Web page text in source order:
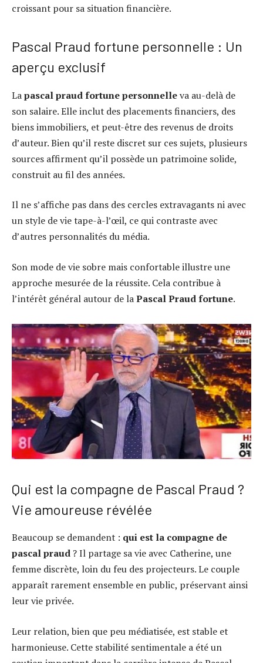
croissant pour sa situation financière.
Pascal Praud fortune personnelle : Un
aperçu exclusif
Lapascal praud fortune personnelleva au-delà de
son salaire. Elle inclut des placements financiers, des
biens immobiliers, et peut-être des revenus de droits
d’auteur. Bien qu’il reste discret sur ces sujets, plusieurs
sources affirment qu’il possède un patrimoine solide,
construit au fil des années.
Il ne s’affiche pas dans des cercles extravagants ni avec
un style de vie tape-à-l’œil, ce qui contraste avec
d’autres personnalités du média.
Son mode de vie sobre mais confortable illustre une
approche mesurée de la réussite. Cela contribue à
l’intérêt général autour de laPascal Praud fortune.
Qui est la compagne de Pascal Praud ?
Vie amoureuse révélée
Beaucoup se demandent : qui est la compagne de
pascal praud ? Il partage sa vie avec Catherine, une
femme discrète, loin du feu des projecteurs. Le couple
apparaît rarement ensemble en public, préservant ainsi
leur vie privée.
Leur relation, bien que peu médiatisée, est stable et
harmonieuse. Cette stabilité sentimentale a été un